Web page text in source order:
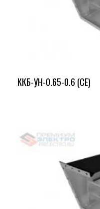
ККБ-УН-0.65-0.6 (СЕ)